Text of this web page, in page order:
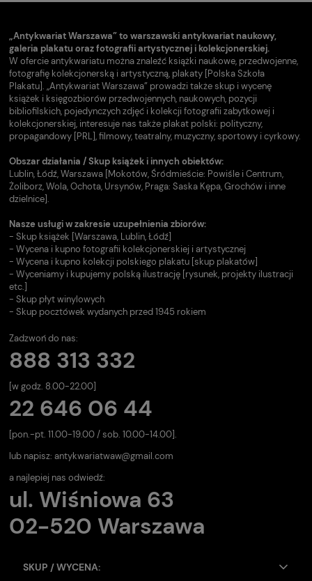
„Antykwariat Warszawa” to warszawski antykwariat naukowy,
galeria plakatu oraz fotografii artystycznej i kolekcjonerskiej.
W ofercie antykwariatu można znaleźć książki naukowe, przedwojenne,
fotografię kolekcjonerską i artystyczną, plakaty [Polska Szkoła
Plakatu]. „Antykwariat Warszawa” prowadzi także skup i wycenę
książek i księgozbiorów przedwojennych, naukowych, pozycji
bibliofilskich, pojedynczych zdjęć i kolekcji fotografii zabytkowej i
kolekcjonerskiej, interesuje nas także plakat polski: polityczny,
propagandowy [PRL], filmowy, teatralny, muzyczny, sportowy i cyrkowy.
Obszar działania / Skup książek i innych obiektów:
Lublin, Łódź, Warszawa [Mokotów, Śródmieście: Powiśle i Centrum,
Żoliborz, Wola, Ochota, Ursynów, Praga: Saska Kępa, Grochów i inne
dzielnice].
Nasze usługi w zakresie uzupełnienia zbiorów:
- Skup książek [Warszawa, Lublin, Łódź]
- Wycena i kupno fotografii kolekcjonerskiej i artystycznej
- Wycena i kupno kolekcji polskiego plakatu [skup plakatów]
- Wyceniamy i kupujemy polską ilustrację [rysunek, projekty ilustracji
etc.]
- Skup płyt winylowych
- Skup pocztówek wydanych przed 1945 rokiem
Zadzwoń do nas:
888 313 332
[w godz. 8.00-22.00]
22 646 06 44
[pon.-pt. 11.00-19.00 / sob. 10.00-14.00].
lub napisz: antykwariatwaw@gmail.com
a najlepiej nas odwiedź:
ul. Wiśniowa 63
02-520 Warszawa
SKUP / WYCENA: